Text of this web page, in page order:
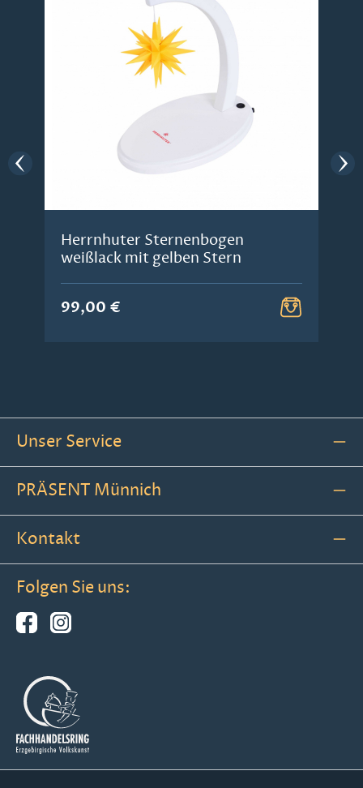
Herrnhuter Sternenbogen
weißlack mit gelben Stern
99,00 €
Unser Service
PRÄSENT Münnich
Kontakt
Folgen Sie uns: